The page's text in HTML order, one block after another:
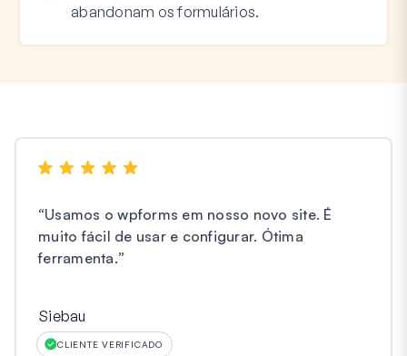
abandonam os formulários.
“Usamos o wpforms em nosso novo site. É
muito fácil de usar e configurar. Ótima
ferramenta.”
Siebau
CLIENTE VERIFICADO